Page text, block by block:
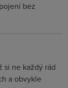
bez
si ne každý rád
a obvykle